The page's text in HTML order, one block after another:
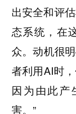
出安全和评
态系统，在
众。动机很
者利用AI时
因为由此产
害。”